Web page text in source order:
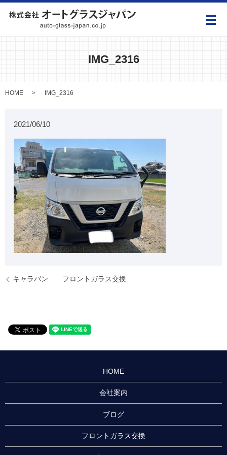
メ
IMG_2316
HOME IMG_2316
2021/06/10
キャラバン フロントガラス交換
HOME
会社案内
ブログ
フロントガラス交換